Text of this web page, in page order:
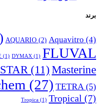
برند
AQUARIO (2) Aquavitro (4)
(1) DYMAX (1) FLUVAL
(11) Masterine
(27) TETRA (5)
Tropica (1) Tropical (7)